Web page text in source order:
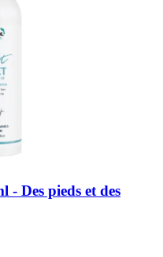
- Des pieds et des